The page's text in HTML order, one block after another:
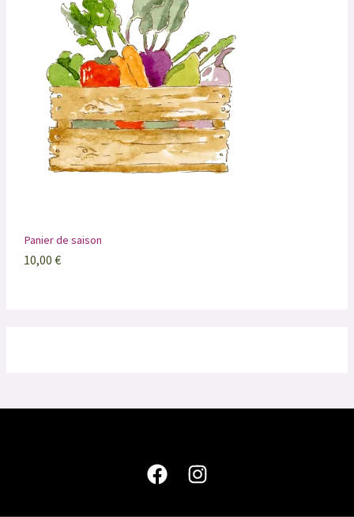
Panier de saison
10,00€